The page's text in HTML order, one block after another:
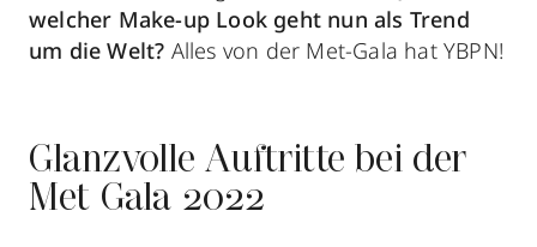
welcher Make-up Look geht nun als Trend
um die Welt? Alles von der Met-Gala hat YBPN!
Glanzvolle Auftritte bei der
Met Gala 2022